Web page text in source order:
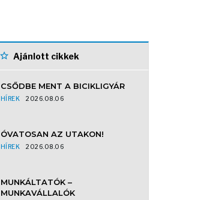
Ajánlott cikkek
CSŐDBE MENT A BICIKLIGYÁR
HÍREK 2026.08.06
ÓVATOSAN AZ UTAKON!
HÍREK 2026.08.06
MUNKÁLTATÓK –
MUNKAVÁLLALÓK